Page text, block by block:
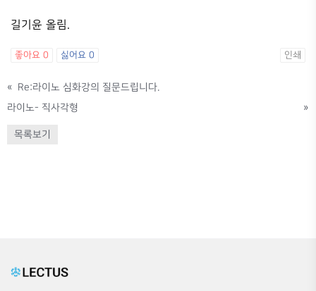
길기윤 올림.
좋아요 0 싫어요 0 인쇄
« Re:라이노 심화강의 질문드립니다.
라이노- 직사각형
»
목록보기